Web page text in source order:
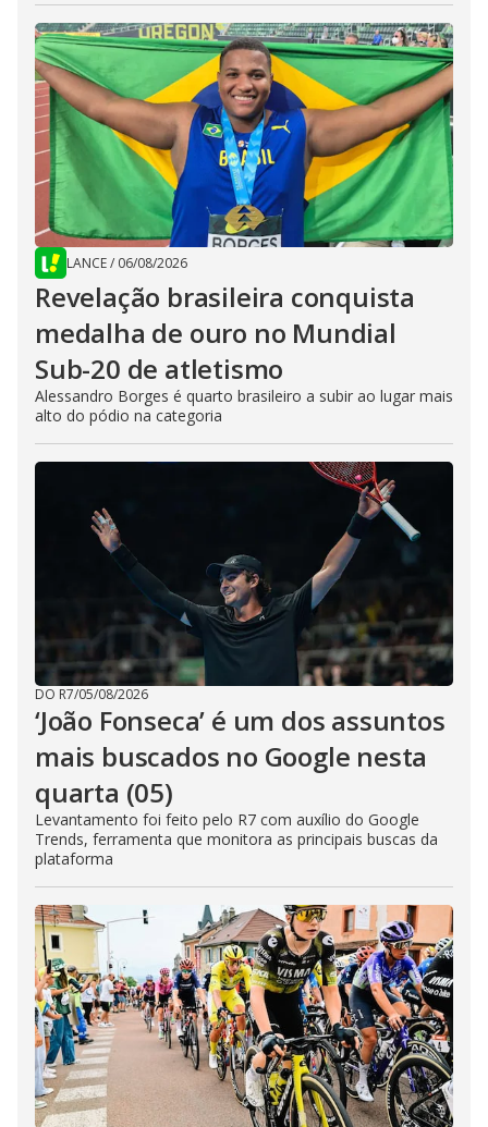
LANCE/ 06/08/2026
Revelação brasileira conquista
medalha de ouro no Mundial
Sub-20 de atletismo
Alessandro Borges é quarto brasileiro a subir ao lugar mais
alto do pódio na categoria
DO R7/05/08/2026
‘João Fonseca’ é um dos assuntos
mais buscados no Google nesta
quarta (05)
Levantamento foi feito pelo R7 com auxílio do Google
Trends, ferramenta que monitora as principais buscas da
plataforma